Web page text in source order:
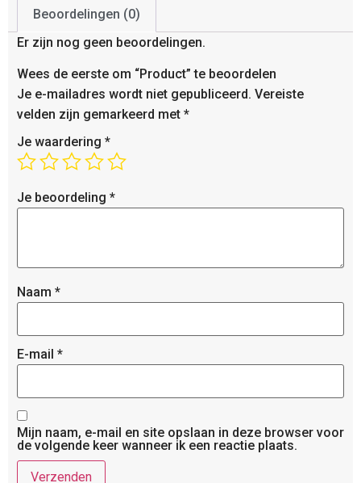
Beoordelingen (0)
Er zijn nog geen beoordelingen.
Wees de eerste om “Product” te beoordelen
Je e-mailadres wordt niet gepubliceerd. Vereiste
velden zijn gemarkeerd met *
Je waardering *
Je beoordeling *
Naam *
E-mail *
Mijn naam, e-mail en site opslaan in deze browser voor
de volgende keer wanneer ik een reactie plaats.